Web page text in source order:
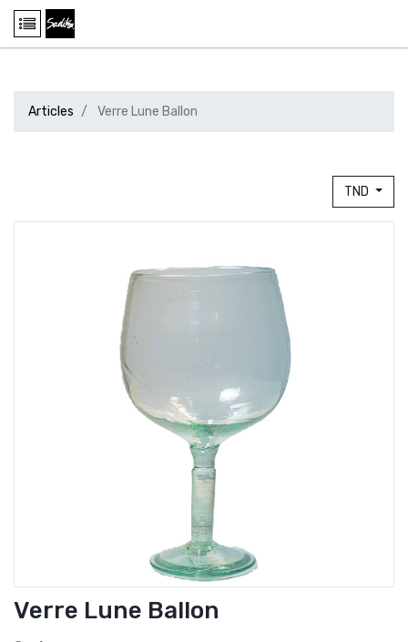
Articles Verre Lune Ballon
TND
Verre Lune Ballon